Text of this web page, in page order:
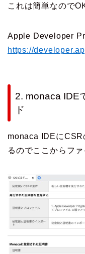
これは簡単なので
Apple Developer
https://
2. monaca IDE
ド
monaca IDEにCSR
るのでここからフ